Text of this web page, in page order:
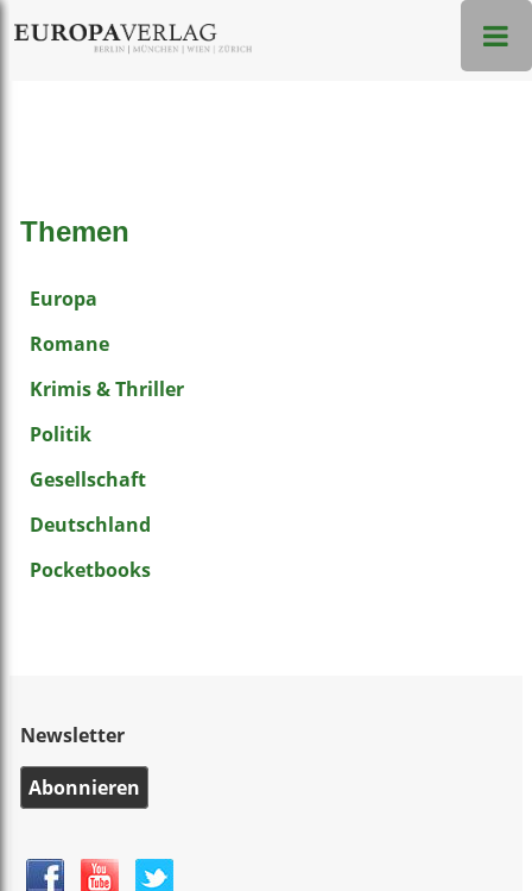
Themen
Europa
Romane
Krimis & Thriller
Politik
Gesellschaft
Deutschland
Pocketbooks
Newsletter
Abonnieren